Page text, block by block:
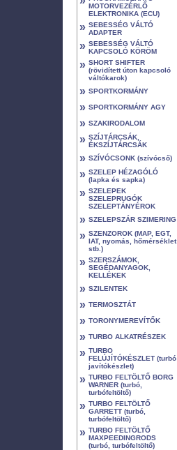
MOTORVEZÉRLŐ
ELEKTRONIKA (ECU)
» SEBESSÉG VÁLTÓ
ADAPTER
» SEBESSÉG VÁLTÓ
KAPCSOLÓ KÖRÖM
» SHORT SHIFTER
(rövidített úton kapcsoló
váltókarok)
» SPORTKORMÁNY
» SPORTKORMÁNY AGY
» SZAKIRODALOM
» SZÍJTÁRCSÁK,
ÉKSZÍJTÁRCSÁK
» SZÍVÓCSONK (szívócső)
» SZELEP HÉZAGÓLÓ
(lapka és sapka)
» SZELEPEK
SZELEPRUGÓK
SZELEPTÁNYÉROK
» SZELEPSZÁR SZIMERING
» SZENZOROK (MAP, EGT,
IAT, nyomás, hőmérséklet
stb.)
» SZERSZÁMOK,
SEGÉDANYAGOK,
KELLÉKEK
» SZILENTEK
» TERMOSZTÁT
» TORONYMEREVÍTŐK
» TURBO ALKATRÉSZEK
» TURBO
FELÚJÍTÓKÉSZLET (turbó
javítókészlet)
» TURBO FELTÖLTŐ BORG
WARNER (turbó,
turbófeltöltő)
» TURBO FELTÖLTŐ
GARRETT (turbó,
turbófeltöltő)
» TURBO FELTÖLTŐ
MAXPEEDINGRODS
(turbó, turbófeltöltő)